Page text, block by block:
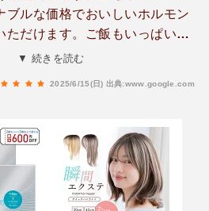
ブルな価格でおいしいホルモン
ただけます。ご飯もいっぱいま
わりが可能です。テーブルも目
▼ 続きを読む
2025/6/15(日) 出典:www.google.com